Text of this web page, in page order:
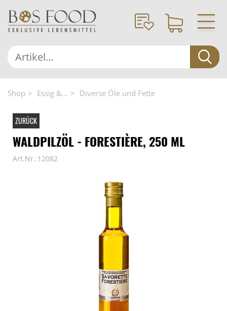
Shop Essig &... Diverse Öle und Fette
ZURÜCK
WALDPILZÖL - FORESTIÈRE, 250 ML
Art.Nr.:12082